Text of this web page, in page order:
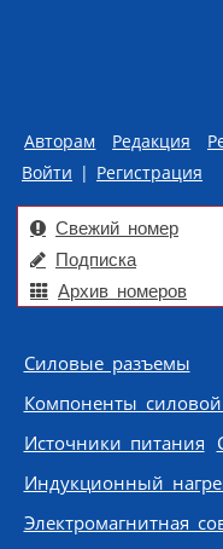
Авторам Редакция
Войти | Регистрация
Свежий номер
Подписка
Архив номеров
Skip to content
Силовые разъемы
Компоненты
Источники питания
Индукционный
Электромагнитная